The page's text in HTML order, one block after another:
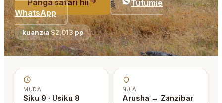
Panga safari hii
Tutumie
WhatsApp
kuanzia$2,013pp
MUDA
Siku 9 · Usiku 8
NJIA
Arusha → Zanzibar